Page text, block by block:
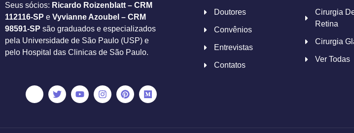
Seus sócios: Ricardo Roizenblatt – CRM
112116-SP e Vyvianne Azoubel – CRM
98591-SP são graduados e especializados
pela Universidade de São Paulo (USP) e
pelo Hospital das Clinicas de São Paulo.
Doutores
Convênios
Entrevistas
Contatos
Cirurgia
Retina
Cirurgia
Ver Todas